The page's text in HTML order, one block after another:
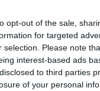
opt-out of the sale,
for targeted
selection. Please note
interest-based ads
to third parties
of your personal
από το παρόν.
οδηγήσει σε
Είναι απλώς
μας κρατάει